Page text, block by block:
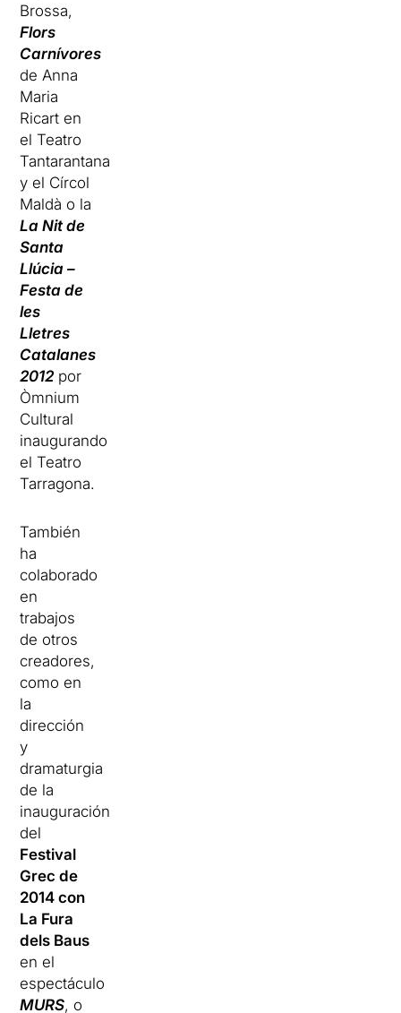
Brossa,
Flors
Carnívores
de Anna
Maria
Ricart en
el Teatro
Tantarantana
y el Círcol
Maldà o la
La Nit de
Santa
Llúcia –
Festa de
les
Lletres
Catalanes
2012 por
Òmnium
Cultural
inaugurando
el Teatro
Tarragona.
También
ha
colaborado
en
trabajos
de otros
creadores,
como en
la
dirección
y
dramaturgia
de la
inauguración
del
Festival
Grec de
2014 con
La Fura
dels Baus
en el
espectáculo
MURS, o